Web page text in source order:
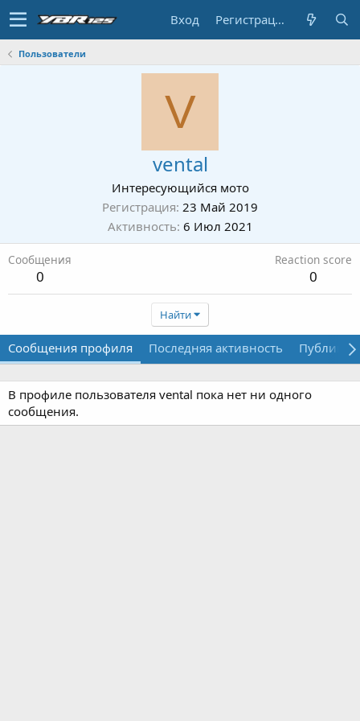
Вход Регистрация
Пользователи
V
vental
Интересующийся мото
Регистрация 23 Май 2019
Активность 6 Июл 2021
Сообщения
0
Reaction score
0
Найти
Сообщения профиля Последняя активность
В профиле пользователя vental пока нет ни одного
сообщения.